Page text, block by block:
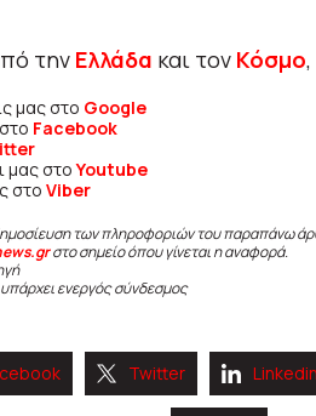
την Ελλάδα και τον Κόσμο
μας στο Google
Facebook
μας στοYoutube
στο Viber
των πληροφοριών του παραπάνω
στο σημείο όπου γίνεται η αναφορά.
ενεργός σύνδεσμος
Twitter Linkedin